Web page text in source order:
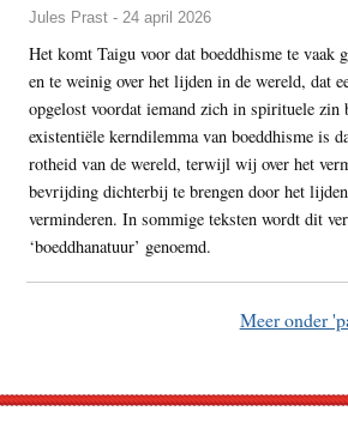
Jules Prast - 24 april 2026
Het komt Taigu voor dat boeddhisme te vaak
en te weinig over het lijden in de wereld, dat
opgelost voordat iemand zich in spirituele zin
existentiële kerndilemma van boeddhisme is
rotheid van de wereld, terwijl wij over het
bevrijding dichterbij te brengen door het
verminderen. In sommige teksten wordt dit
‘boeddhanatuur’ genoemd.
Meer onder